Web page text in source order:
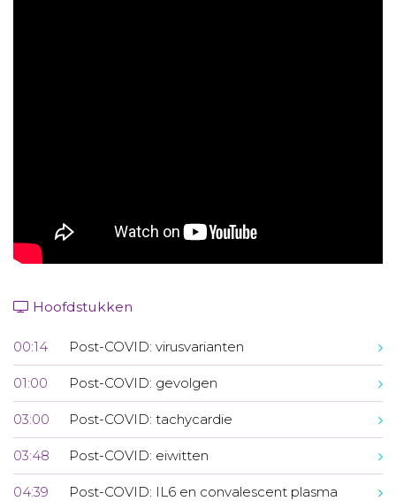
Hoofdstukken
00:14 Post-COVID: virusvarianten
01:00 Post-COVID: gevolgen
03:00 Post-COVID: tachycardie
03:48 Post-COVID: eiwitten
04:39 Post-COVID: IL6 en convalescent plasma